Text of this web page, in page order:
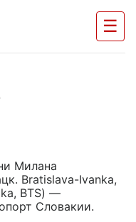
☰
Милана
Bratislava-Ivanka,
BTS) —
Словакии.